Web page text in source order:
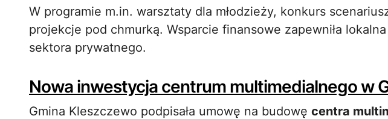
W programie m.in. warsztaty dla młodzieży, konkurs
projekcje pod chmurką. Wsparcie finansowe zapewniła lokalna
sektora prywatnego.
Nowa inwestycja centrum multimedialnego w
Gmina Kleszczewo podpisała umowę na budowę centra